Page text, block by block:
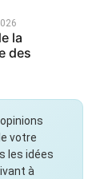
la
des
votre
les idées
à